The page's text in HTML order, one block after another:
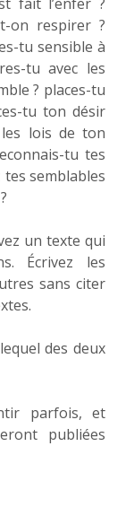
on respirer ?
tu sensible à
tu avec les
? places-tu
tu ton désir
lois de ton
tu tes
semblables
un texte qui
Écrivez les
sans citer
des deux
parfois, et
publiées